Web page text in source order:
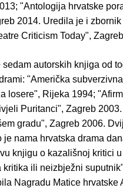
"Antologija hrvatske
2014. Uredila je i
Criticism Today",
autorskih knjiga od
"Američka
losere", Rijeka 1994;
Puritanci", Zagreb
gradu", Zagreb 2006.
je nama hrvatska drama
knjigu o kazališnoj kritici
kritika ili neizbježni
Nagradu Matice hrvatske